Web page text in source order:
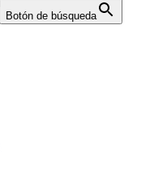
Botón de búsqueda